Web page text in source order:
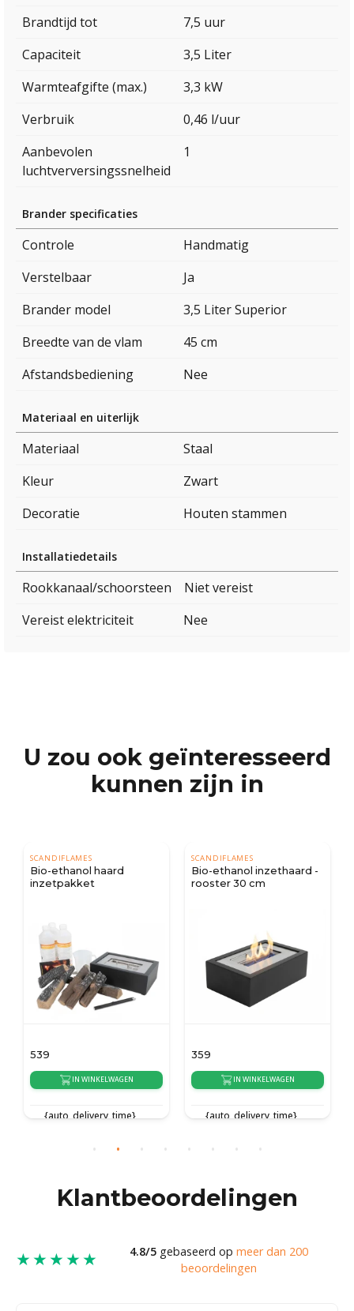
Brandtijd tot
7,5 uur
Capaciteit
3,5 Liter
Warmteafgifte (max.)
3,3 kW
Verbruik
0,46 l/uur
Aanbevolen
luchtverversingssnelheid
1
Brander specificaties
Controle
Handmatig
Verstelbaar
Ja
Brander model
3,5 Liter Superior
Breedte van de vlam
45 cm
Afstandsbediening
Nee
Materiaal en uiterlijk
Materiaal
Staal
Kleur
Zwart
Decoratie
Houten stammen
Installatiedetails
Rookkanaal/schoorsteen
Niet vereist
Vereist elektriciteit
Nee
U zou ook geïnteresseerd
kunnen zijn in
SCANDIFLAMES
Bio-ethanol haard
inzetpakket
539
IN WINKELWAGEN
{auto_delivery_time}
SCANDIFLAMES
Bio-ethanol inzethaard -
rooster 30 cm
359
IN WINKELWAGEN
{auto_delivery_time}
Klantbeoordelingen
★★★★★ 4.8/5gebaseerd op meer dan 200
beoordelingen